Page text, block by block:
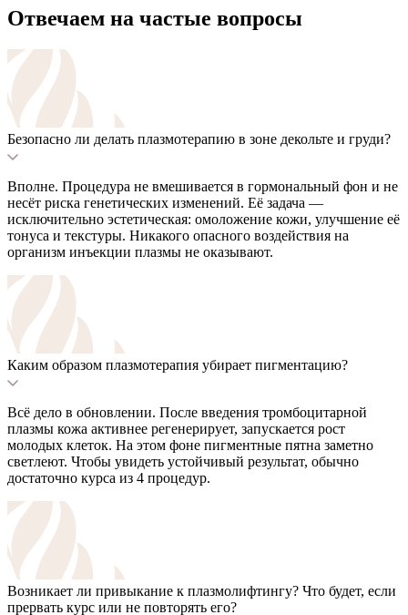
Отвечаем на частые вопросы
Безопасно ли делать плазмотерапию в зоне декольте и груди?
Вполне. Процедура не вмешивается в гормональный фон и не
несёт риска генетических изменений. Её задача —
исключительно эстетическая: омоложение кожи, улучшение её
тонуса и текстуры. Никакого опасного воздействия на
организм инъекции плазмы не оказывают.
Каким образом плазмотерапия убирает пигментацию?
Всё дело в обновлении. После введения тромбоцитарной
плазмы кожа активнее регенерирует, запускается рост
молодых клеток. На этом фоне пигментные пятна заметно
светлеют. Чтобы увидеть устойчивый результат, обычно
достаточно курса из 4 процедур.
Возникает ли привыкание к плазмолифтингу? Что будет, если
прервать курс или не повторять его?